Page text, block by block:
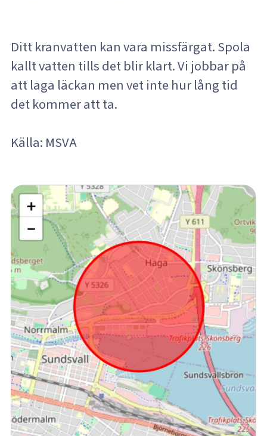
Ditt kranvatten kan vara missfärgat. Spola
kallt vatten tills det blir klart. Vi jobbar på
att laga läckan men vet inte hur lång tid
det kommer att ta.
Källa: MSVA